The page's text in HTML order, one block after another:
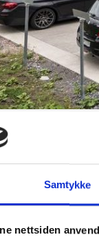
Samtykke
nettsiden
Brobekk i